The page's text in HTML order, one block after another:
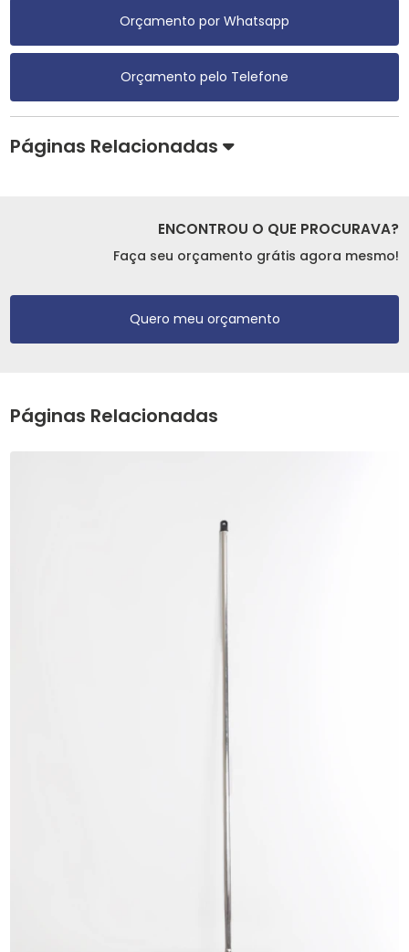
Orçamento por Whatsapp
Orçamento pelo Telefone
Páginas Relacionadas
ENCONTROU O QUE PROCURAVA?
Faça seu orçamento grátis agora mesmo!
Quero meu orçamento
Páginas Relacionadas